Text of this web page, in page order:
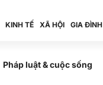
KINH TẾ XÃ HỘI GIA ĐÌNH
Pháp luật & cuộc sống